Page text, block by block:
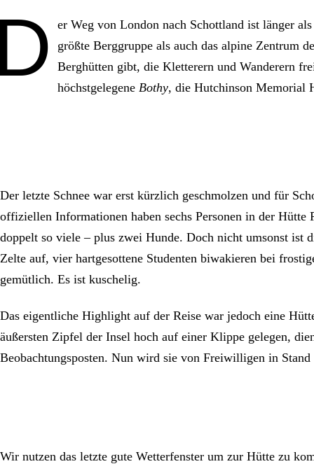
er Weg von London nach Schottland ist länger
größte Berggruppe als auch das alpine Zentrum
Berghütten gibt, die Kletterern und Wanderern
höchstgelegene Bothy, die Hutchinson Memorial
Der letzte Schnee war erst kürzlich geschmolzen und für
offiziellen Informationen haben sechs Personen in der
doppelt so viele – plus zwei Hunde. Doch nicht umsonst ist
Zelte auf, vier hartgesottene Studenten biwakieren bei
gemütlich. Es ist kuschelig.
Das eigentliche Highlight auf der Reise war jedoch eine
äußersten Zipfel der Insel hoch auf einer Klippe gelegen,
Beobachtungsposten. Nun wird sie von Freiwilligen in
Wir nutzen das letzte gute Wetterfenster um zur Hütte zu